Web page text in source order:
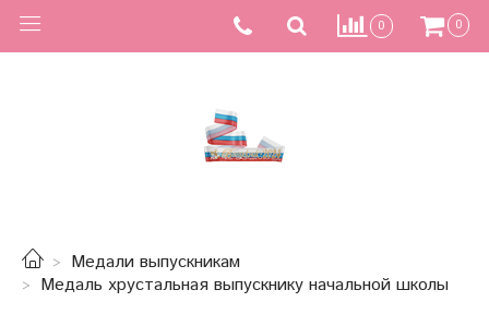
0 0
Медали выпускникам
Медаль хрустальная выпускнику начальной школы